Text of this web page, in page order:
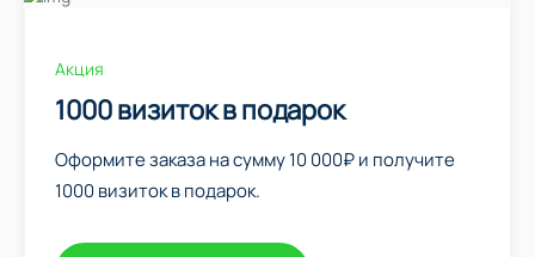
Акция
1000 визиток в подарок
Оформите заказа на сумму 10 000₽ и получите
1000 визиток в подарок.